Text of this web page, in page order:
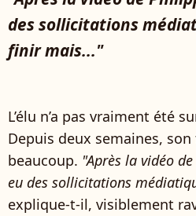
des sollicitations
finir mais..."
L’élu n’a pas vraiment été
Depuis deux semaines,
beaucoup. "Après la vidéo
eu des sollicitations
explique-t-il, visiblement